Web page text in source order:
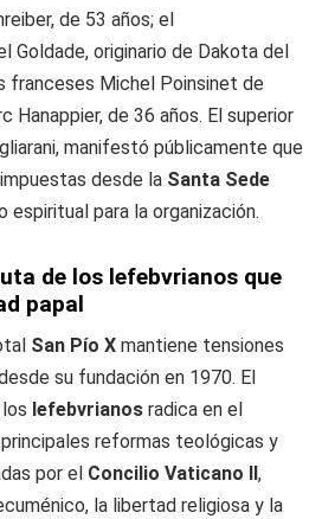
de 53 años; el
Goldade, originario de Dakota del
franceses Michel Poinsinet de
Hanappier, de 36 años. El superior
manifestó públicamente que
desde la Santa Sede
espiritual para la organización.
de los lefebvrianos que
papal
San Pío X mantiene tensiones
su fundación en 1970. El
lefebvrianos radica en el
reformas teológicas y
por el Concilio Vaticano II,
la libertad religiosa y la